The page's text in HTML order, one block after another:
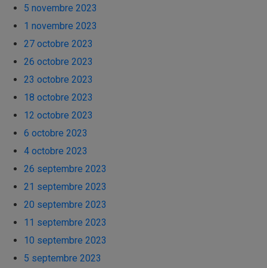
5 novembre 2023
1 novembre 2023
27 octobre 2023
26 octobre 2023
23 octobre 2023
18 octobre 2023
12 octobre 2023
6 octobre 2023
4 octobre 2023
26 septembre 2023
21 septembre 2023
20 septembre 2023
11 septembre 2023
10 septembre 2023
5 septembre 2023